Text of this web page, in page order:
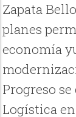
Zapata
planes
economía
Progreso
Logística